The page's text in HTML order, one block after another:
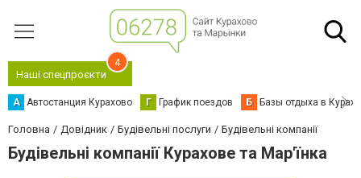
Наші спецпроєкти
4
А Автостанция Курахово Г График поездов Б Базы отдыха в
Головна Довідник Будівельні послуги Будівельні компанії
Будівельні компанії Курахове та Мар'їнка